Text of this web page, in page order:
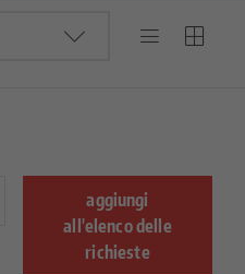
aggiungi
all'elenco delle
richieste